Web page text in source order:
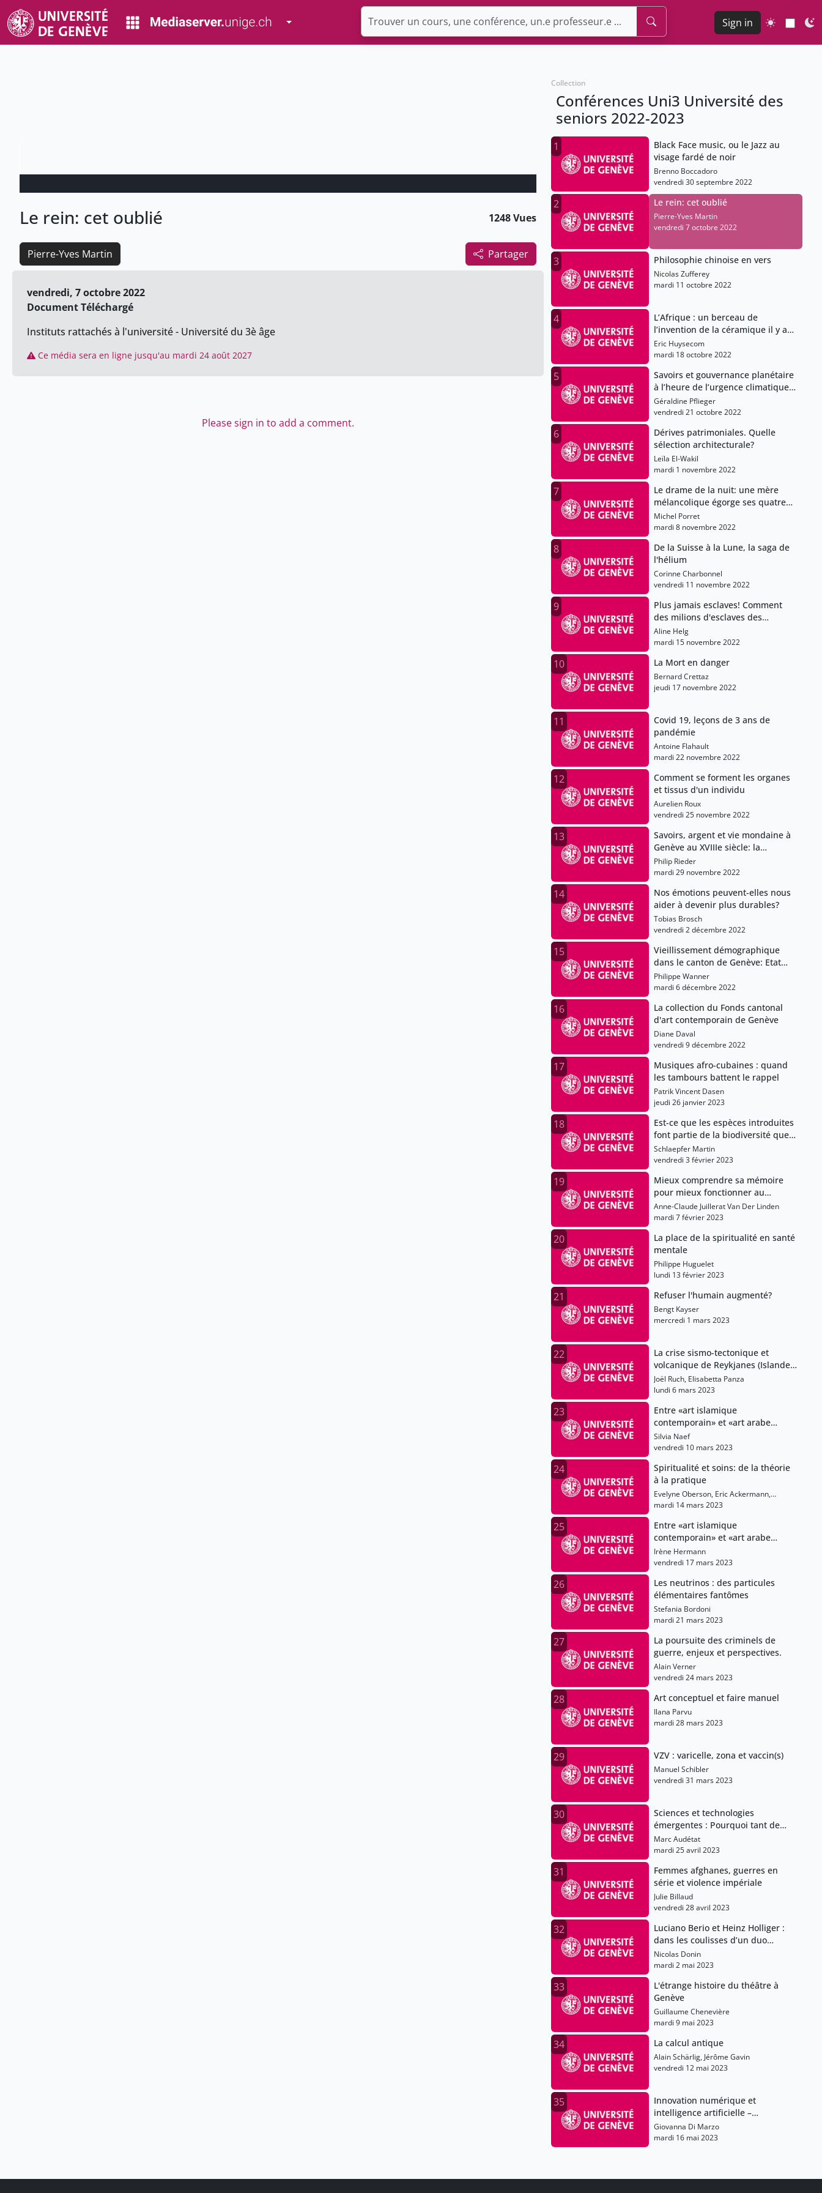
Toggle Dropdown Sign in
Le rein: cet oublié 1248 Vues
Partager
Pierre-Yves Martin
vendredi, 7 octobre 2022
Document Téléchargé
Instituts rattachés à l'université - Université du 3è âge
Ce média sera en ligne jusqu'au mardi 24 août 2027
Please sign in to add a comment.
Collection
Conférences Uni3 Université des
seniors 2022-2023
1
Black Face music, ou le Jazz au
visage fardé de noir
Brenno Boccadoro
vendredi 30 septembre 2022
2 Le rein: cet oublié
Pierre-Yves Martin
vendredi 7 octobre 2022
3 Philosophie chinoise en vers
Nicolas Zufferey
mardi 11 octobre 2022
4
L’Afrique : un berceau de
l’invention de la céramique il y a
plus de 10’000 ans
Eric Huysecom
mardi 18 octobre 2022
5
Savoirs et gouvernance planétaire
à l’heure de l’urgence climatique,
les défis de la conférences de
parties de la Convention des
Climatique (COP) 27
Géraldine Pflieger
vendredi 21 octobre 2022
6
Dérives patrimoniales. Quelle
sélection architecturale?
Leïla El-Wakil
mardi 1 novembre 2022
7
Le drame de la nuit: une mère
mélancolique égorge ses quatre
enfants en 1885. Un fait divers qui
émeut Genève
Michel Porret
mardi 8 novembre 2022
8
De la Suisse à la Lune, la saga de
l'hélium
Corinne Charbonnel
vendredi 11 novembre 2022
9
Plus jamais esclaves! Comment
des milions d'esclaves des
Amériques se sont libérés avant
l'abolitionnisme.
Aline Helg
mardi 15 novembre 2022
10 La Mort en danger
Bernard Crettaz
jeudi 17 novembre 2022
11
Covid 19, leçons de 3 ans de
pandémie
Antoine Flahault
mardi 22 novembre 2022
12
Comment se forment les organes
et tissus d'un individu
Aurelien Roux
vendredi 25 novembre 2022
13
Savoirs, argent et vie mondaine à
Genève au XVIIIe siècle: la
pratique médicale du docteur
Louis Odier (1748-1817)
Philip Rieder
mardi 29 novembre 2022
14
Nos émotions peuvent-elles nous
aider à devenir plus durables?
Tobias Brosch
vendredi 2 décembre 2022
15
Vieillissement démographique
dans le canton de Genève: Etat
des lieux et défis futurs
Philippe Wanner
mardi 6 décembre 2022
16
La collection du Fonds cantonal
d'art contemporain de Genève
Diane Daval
vendredi 9 décembre 2022
17
Musiques afro-cubaines : quand
les tambours battent le rappel
Patrik Vincent Dasen
jeudi 26 janvier 2023
18
Est-ce que les espèces introduites
font partie de la biodiversité que
nous souhaitons conserver?
Schlaepfer Martin
vendredi 3 février 2023
19
Mieux comprendre sa mémoire
pour mieux fonctionner au
quotidien
Anne-Claude Juillerat Van Der Linden
mardi 7 février 2023
20
La place de la spiritualité en santé
mentale
Philippe Huguelet
lundi 13 février 2023
21 Refuser l'humain augmenté?
Bengt Kayser
mercredi 1 mars 2023
22
La crise sismo-tectonique et
volcanique de Reykjanes (Islande,
2021)
Joël Ruch, Elisabetta Panza
lundi 6 mars 2023
23
Entre «art islamique
contemporain» et «art arabe
moderne»: les artistes du monde
arabe sur la scène artistique
Silvia Naef
vendredi 10 mars 2023
24
Spiritualité et soins: de la théorie
à la pratique
Evelyne Oberson, Eric Ackermann,
Nathalie Schopfer
mardi 14 mars 2023
25
Entre «art islamique
contemporain» et «art arabe
moderne»: les artistes du monde
arabe sur la scène artistique
Irène Hermann
vendredi 17 mars 2023
26
Les neutrinos : des particules
élémentaires fantômes
Stefania Bordoni
mardi 21 mars 2023
27
La poursuite des criminels de
guerre, enjeux et perspectives.
Alain Verner
vendredi 24 mars 2023
28 Art conceptuel et faire manuel
Ilana Parvu
mardi 28 mars 2023
29 VZV : varicelle, zona et vaccin(s)
Manuel Schibler
vendredi 31 mars 2023
30
Sciences et technologies
émergentes : Pourquoi tant de
promesses?
Marc Audétat
mardi 25 avril 2023
31
Femmes afghanes, guerres en
série et violence impériale
Julie Billaud
vendredi 28 avril 2023
32
Luciano Berio et Heinz Holliger :
dans les coulisses d’un duo
compositeur-interprète
Nicolas Donin
mardi 2 mai 2023
33
L'étrange histoire du théâtre à
Genève
Guillaume Chenevière
mardi 9 mai 2023
34 La calcul antique
Alain Schärlig, Jérôme Gavin
vendredi 12 mai 2023
35
Innovation numérique et
intelligence artificielle –
enseignement, recherche et
applications dans divers domaines
Giovanna Di Marzo
mardi 16 mai 2023